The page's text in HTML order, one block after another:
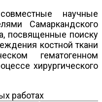
научные
Самаркандского
посвященные поиску
костной ткани
гематогенном
хирургического
работах